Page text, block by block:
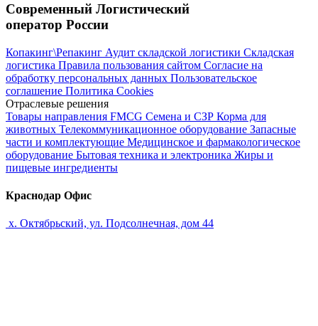
Современный Логистический
оператор России
Копакинг\Репакинг Аудит складской логистики Складская
логистика Правила пользования сайтом Согласие на
обработку персональных данных Пользовательское
соглашение Политика Cookies
Отраслевые решения
Товары направления FMCG Семена и СЗР Корма для
животных Телекоммуникационное оборудование Запасные
части и комплектующие Медицинское и фармакологическое
оборудование Бытовая техника и электроника Жиры и
пищевые ингредиенты
Краснодар Офис
х. Октябрьский, ул. Подсолнечная, дом 44